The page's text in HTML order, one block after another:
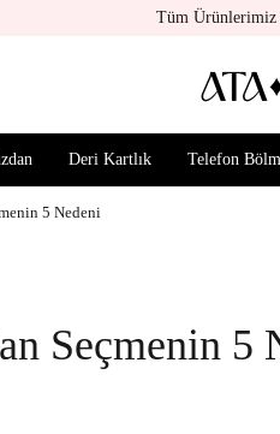
Tüm
Deri Kartlık Telefon
5 Nedeni
Seçmenin 5